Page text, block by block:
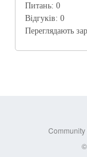
Питань: 0
Відгуків: 0
Переглядають